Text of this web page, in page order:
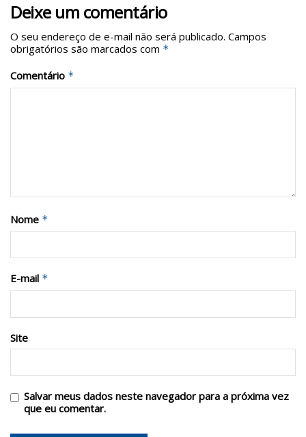
Deixe um comentário
O seu endereço de e-mail não será publicado. Campos
obrigatórios são marcados com *
Comentário *
Nome *
E-mail *
Site
Salvar meus dados neste navegador para a próxima vez
que eu comentar.